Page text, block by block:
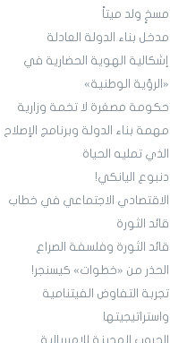
مسخٍ ولد ميتاً
مدخل بناء الدولة العادلة
إشكالية الهوية الحضارية في
«الرؤية الوطنية»
حكومة مصغرة لا تخمة وزارية
مهمة بناء الدولة وبرنامج الإصلاح
الذي تمليه الحياة
دنبوع اليانكي!
الاقتصادي الاجتماعي في خطاب
قائد الثورة
قائد الثورة وفلسفة الصراع
الحذر من «خطوات» كيسنجر!
تجربة التفاوض الفيتنامية
واستراتيجيتها
الحروب الهجينة للامبريالية